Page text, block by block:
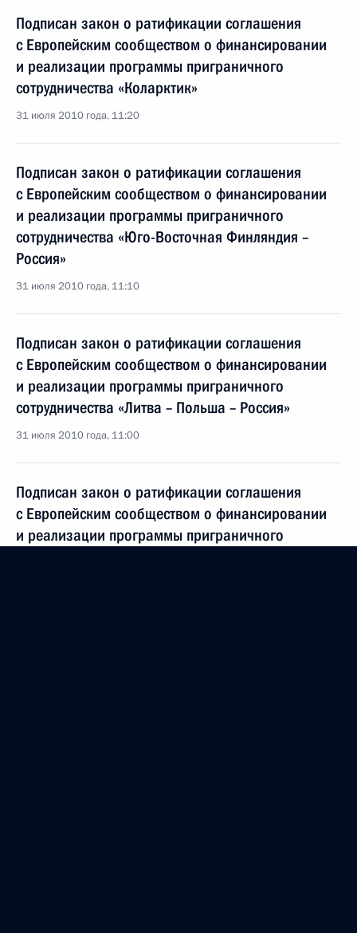
Подписан закон о ратификации соглашения
с Европейским сообществом о финансировании
и реализации программы приграничного
сотрудничества «Коларктик»
31 июля 2010 года, 11:20
Подписан закон о ратификации соглашения
с Европейским сообществом о финансировании
и реализации программы приграничного
сотрудничества «Юго-Восточная Финляндия –
Россия»
31 июля 2010 года, 11:10
Подписан закон о ратификации соглашения
с Европейским сообществом о финансировании
и реализации программы приграничного
сотрудничества «Литва – Польша – Россия»
31 июля 2010 года, 11:00
Подписан закон о ратификации соглашения
с Европейским сообществом о финансировании
и реализации программы приграничного